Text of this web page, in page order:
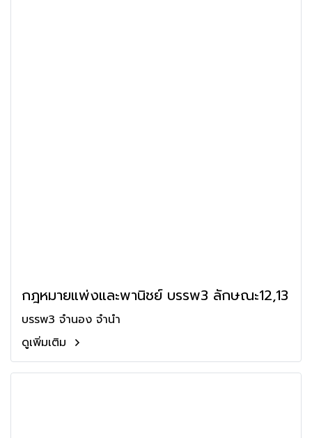
กฎหมายแพ่งและพานิชย์ บรรพ3 ลักษณะ12,13
บรรพ3 จำนอง จำนำ
ดูเพิ่มเติม